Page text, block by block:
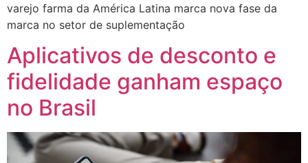
varejo farma da América Latina marca nova fase da
marca no setor de suplementação
Aplicativos de desconto e
fidelidade ganham espaço
no Brasil